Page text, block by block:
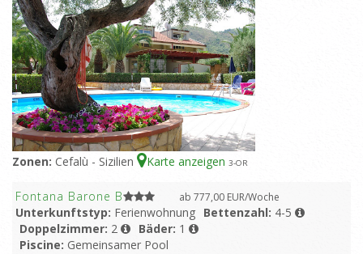
Zonen: Cefalù - Sizilien Karte anzeigen 3-OR
Fontana Barone B ab 777,00 EUR/Woche
Unterkunftstyp: Ferienwohnung Bettenzahl: 4-5
Doppelzimmer: 2 Bäder: 1
Piscine: Gemeinsamer Pool